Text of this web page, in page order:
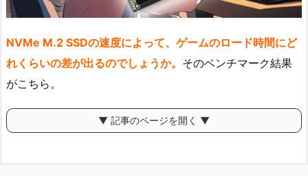
NVMe M.2 SSDの速度によって、ゲームのロード時間にど
れくらいの差が出るのでしょうか。 そのベンチマーク結果
がこちら。
▼ 記事のページを開く ▼